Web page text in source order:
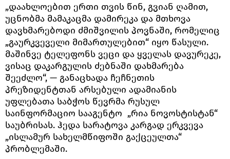
„დაახლოებით ერთი თვის წინ, გვიან ღამით,
უცნობმა მამაკაცმა დამირეკა და მთხოვა
დავხმარებოდი ძმიშვილის პოვნაში, რომელიც
„გაურკვეველი მიმართულებით“ იყო წასული.
მაშინვე ტელეფონს ვეცი და ყველას დავურეკე,
ვისაც დაკარგულის ძებნაში დახმარება
შეეძლო“, — განაცხადა ჩეჩნეთის
პრეზიდენტთან არსებული ადამიანის
უფლებათა საბჭოს წევრმა რუსულ
საინფორმაციო სააგენტო „რია ნოვოსტისტან“
საუბრისას. ჰედა სარატოვა კარგად ერკვევა
„ისლამურ სახელმწიფოში გაქცეულთა“
პრობლემაში.